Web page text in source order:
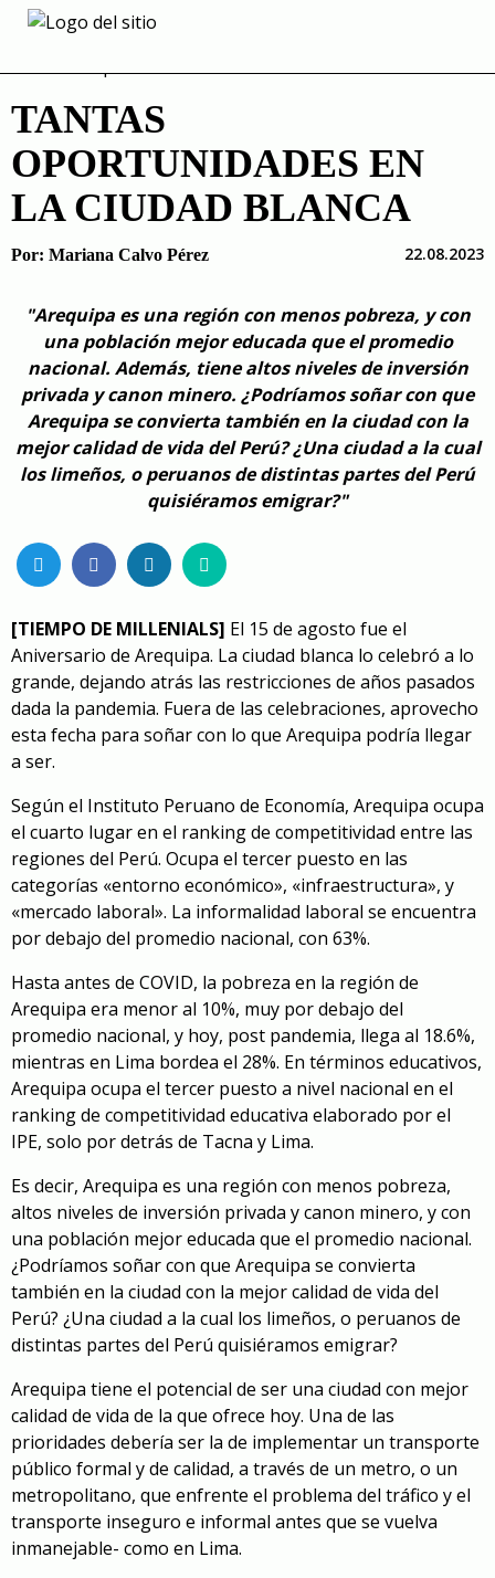
Skip
TANTAS
OPORTUNIDADES EN
LA CIUDAD BLANCA
Por: Mariana Calvo Pérez 22.08.2023
"Arequipa es una región con menos pobreza, y con
una población mejor educada que el promedio
nacional. Además, tiene altos niveles de inversión
privada y canon minero. ¿Podríamos soñar con que
Arequipa se convierta también en la ciudad con la
mejor calidad de vida del Perú? ¿Una ciudad a la cual
los limeños, o peruanos de distintas partes del Perú
quisiéramos emigrar?"
[TIEMPO DE MILLENIALS] El 15 de agosto fue el
Aniversario de Arequipa. La ciudad blanca lo celebró a lo
grande, dejando atrás las restricciones de años pasados
dada la pandemia. Fuera de las celebraciones, aprovecho
esta fecha para soñar con lo que Arequipa podría llegar
a ser.
Según el Instituto Peruano de Economía, Arequipa ocupa
el cuarto lugar en el ranking de competitividad entre las
regiones del Perú. Ocupa el tercer puesto en las
categorías «entorno económico», «infraestructura», y
«mercado laboral». La informalidad laboral se encuentra
por debajo del promedio nacional, con 63%.
Hasta antes de COVID, la pobreza en la región de
Arequipa era menor al 10%, muy por debajo del
promedio nacional, y hoy, post pandemia, llega al 18.6%,
mientras en Lima bordea el 28%. En términos educativos,
Arequipa ocupa el tercer puesto a nivel nacional en el
ranking de competitividad educativa elaborado por el
IPE, solo por detrás de Tacna y Lima.
Es decir, Arequipa es una región con menos pobreza,
altos niveles de inversión privada y canon minero, y con
una población mejor educada que el promedio nacional.
¿Podríamos soñar con que Arequipa se convierta
también en la ciudad con la mejor calidad de vida del
Perú? ¿Una ciudad a la cual los limeños, o peruanos de
distintas partes del Perú quisiéramos emigrar?
Arequipa tiene el potencial de ser una ciudad con mejor
calidad de vida de la que ofrece hoy. Una de las
prioridades debería ser la de implementar un transporte
público formal y de calidad, a través de un metro, o un
metropolitano, que enfrente el problema del tráfico y el
transporte inseguro e informal antes que se vuelva
inmanejable- como en Lima.